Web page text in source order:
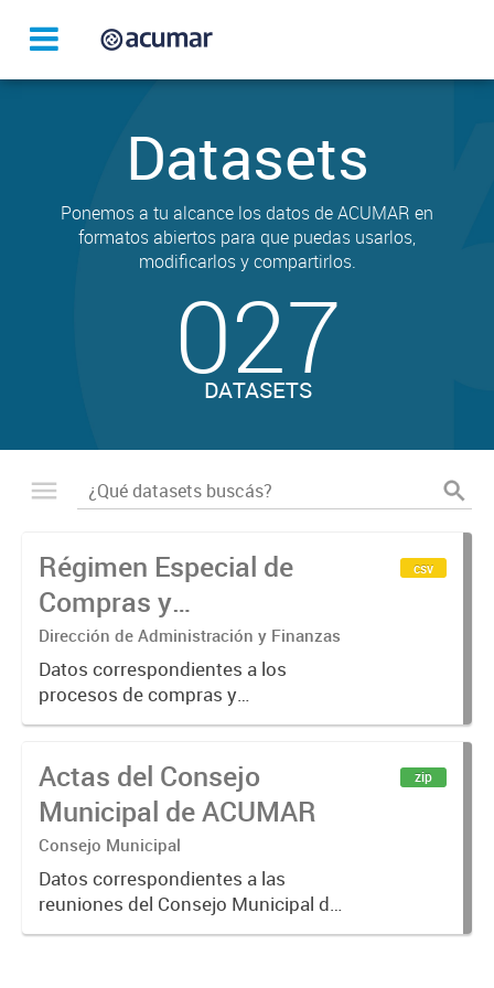
Datasets
Ponemos a tu alcance los datos de ACUMAR en
formatos abiertos para que puedas usarlos,
modificarlos y compartirlos.
027
DATASETS
Régimen Especial de
Compras y
Contrataciones a
Proveedores Sociales y
MiPyMEs
Dirección de Administración y Finanzas
Datos correspondientes a los
procesos de compras y
contrataciones realizados por
Especial de Compras y
Contrataciones a Proveedores
Sociales y MiPyMEs. Aplicable
para...
csv
Actas del Consejo
Municipal de ACUMAR
Consejo Municipal
Datos correspondientes a las
reuniones del Consejo Municipal de
ACUMAR, celebradas en 2007 y
zip